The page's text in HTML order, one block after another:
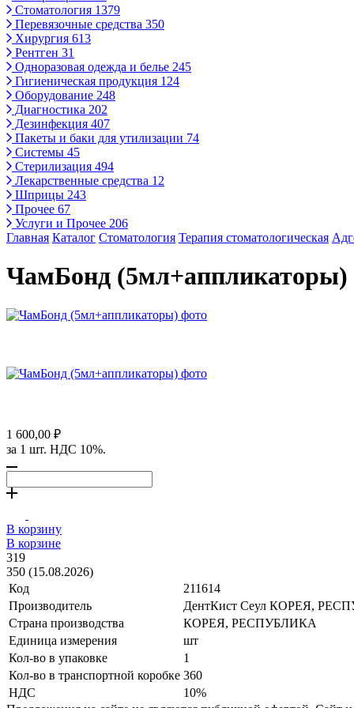
Стоматология 1379
Перевязочные средства 350
Хирургия 613
Рентген 31
Одноразовая одежда и белье 245
Гигиеническая продукция 124
Оборудование 248
Диагностика 202
Дезинфекция 407
Пакеты и баки для утилизации 74
Системы 45
Стерилизация 494
Лекарственные средства 12
Шприцы 243
Прочее 67
Услуги и Прочее 206
Главная Каталог Стоматология Терапия стоматологическая
ЧамБонд (5мл+аппликаторы)
1 600,00 ₽
за 1 шт. НДС 10%.
В корзину
В корзине
319
350 (15.08.2026)
Код
211614
Производитель
ДентКист Сеул КОРЕЯ,
Страна производства
КОРЕЯ, РЕСПУБЛИКА
Единица измерения
шт
Кол-во в упаковке
1
Кол-во в транспортной коробке 360
НДС
10%